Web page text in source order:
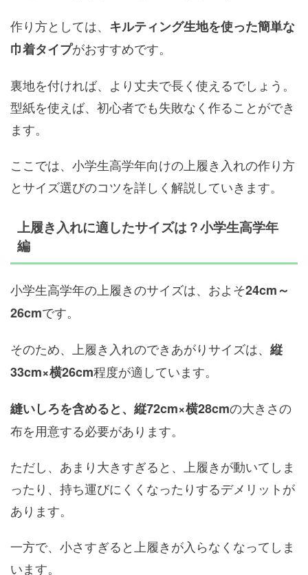
作り方としては、 キルティング生地を使った簡単な
巾着タイプがおすすめです。
裏地を付ければ、より丈夫で長く使えるでしょう。
型紙を使えば、初心者でも失敗なく作ることができ
ます。
ここでは、小学生高学年向けの上履き入れの作り方
とサイズ選びのコツを詳しく解説していきます。
上履き入れに適したサイズは？小学生高学年
編
小学生高学年の上履きのサイズは、およそ24cm～
26cmです。
そのため、上履き入れのできあがりサイズは、 縦
33cm×横26cm程度が適しています。
縫いしろを含めると、縦72cm×横28cmの大きさの
布を用意する必要があります。
ただし、あまり大きすぎると、上履きが動いてしま
ったり、持ち運びにくくなったりするデメリットが
あります。
一方で、小さすぎると上履きが入らなくなってしま
います。